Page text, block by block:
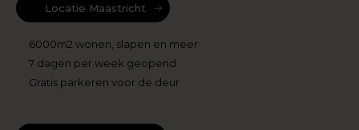
Locatie Maastricht
6000m2 wonen, slapen en meer
7 dagen per week geopend
Gratis parkeren voor de deur